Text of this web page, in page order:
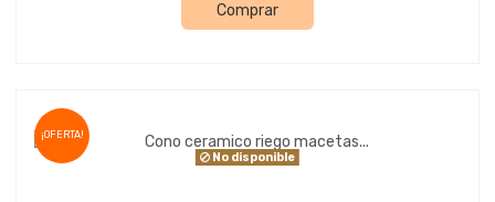
Comprar
¡OFERTA!
No disponible